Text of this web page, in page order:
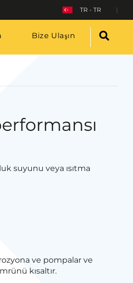
TR - TR
Bize Ulaşın
suyunu veya ısıtma
ve pompalar ve
kısaltır.